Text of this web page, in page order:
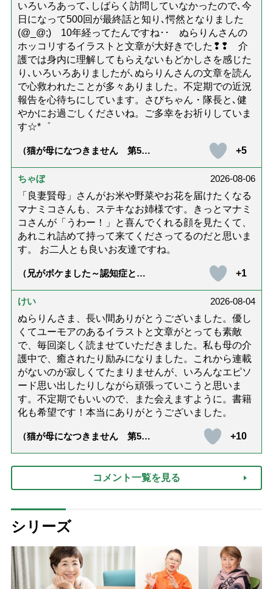
いろいろあって､しばらく訪問していなかったので､今
日になって500回が最終話と知り､愕然となりました
(@_@;) 10年経ってたんですね･･ ぬらりんさんの
ホッコリするイラストと文章が大好きでした❢❢ 介
護では身内に理解してもらえないもどかしさを感じた
り､いろいろありましたが､ぬらりんさんの文章を読ん
で心救われたことが多々ありました。不定期での近況
報告を心待ちにしています。さびちゃん・隊長と､健
やかにお過ごしくださいね。ご多幸をお祈りしていま
す☆*゜
（猫が母になつきません 第500
+5
ちゃぼ
2026-08-06
「良妻賢母」さんがお米や野菜やお花を届けたくなる
マナミコさんも、ステキなお姉様です。きっとマナミ
コさんが「うわー！」と喜んでくれる顔を見たくて、
あれこれ詰めて持って来てくださってるのだと思いま
す。 お二人とも良いお友達ですね。
（兄がボケました～認知症と介
達』が届きました」）
+1
けい
2026-08-04
ぬらりんさま、長い間ありがとうございました。優し
くてユーモアのあるイラストと文章がとっても素敵
で、毎回楽しく読ませていただきました。私も母の介
護中で、癒されたり励みになりました。これから連載
がないのが寂しくてたまりませんが、いろんなエピソ
ード思い出したりしながら頑張っていこうと思いま
す。不定期でもいいので、また会えますように。書籍
化も希望です！本当にありがとうございました。
（猫が母になつきません 第500
+10
コメント一覧を見る
シリーズ